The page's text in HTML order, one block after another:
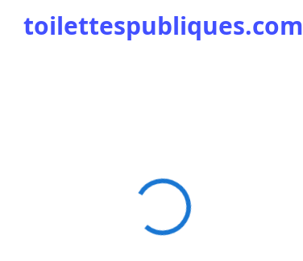
toilettespubliques.com